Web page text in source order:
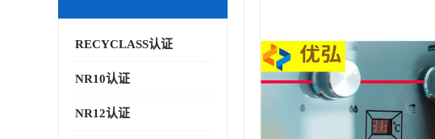
RECYCLASS认证
NR10认证
NR12认证